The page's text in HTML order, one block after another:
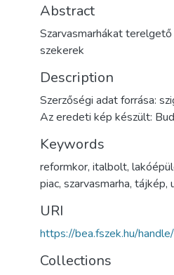
Abstract
Szarvasmarhákat
szekerek
Description
Szerzőségi adat forrása:
Az eredeti kép készült:
Keywords
reformkor, italbolt,
piac, szarvasmarha, tájkép,
URI
https://bea.fszek.hu/
Collections